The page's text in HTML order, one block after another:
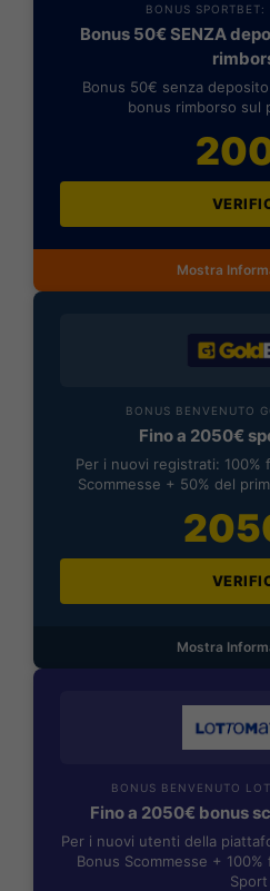
BONUS
Bonus 50€ SENZA
Bonus 50€ senza
bonus rimborso sul
Mostra
BONUS BENVENUTO
Fino a 2050€
Per i nuovi registrati: 100%
Scommesse + 50% del
Mostra
BONUS BENVENUTO
Fino a 2050€ bonus
Per i nuovi utenti della
Bonus Scommesse +
Sport